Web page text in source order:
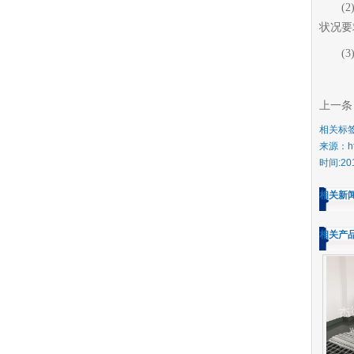
状况
上一
相关标
来源：
时间
相关新
相关产